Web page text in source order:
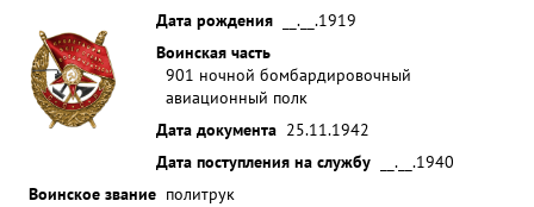
Дата рождения
__.__.1919
Воинская часть
901 ночной бомбардировочный
авиационный полк
Дата документа 25.11.1942
Дата поступления на службу
__.__.1940
Воинское звание политрук